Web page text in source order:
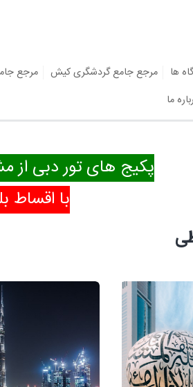
ها مرجع جامع گردشگری کیش مرجع
ما
پکیج های تور دبی از
با اقساط